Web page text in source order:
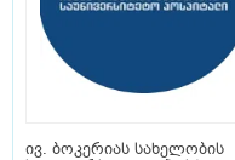
ივ. ბოკერიას სახელობის